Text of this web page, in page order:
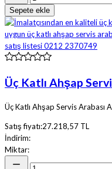
Sepete ekle
Üç Katlı Ahşap
Üç Katlı Ahşap Servis Arabası
Satış fiyatı:27.218,57 TL
İndirim:
Miktar: